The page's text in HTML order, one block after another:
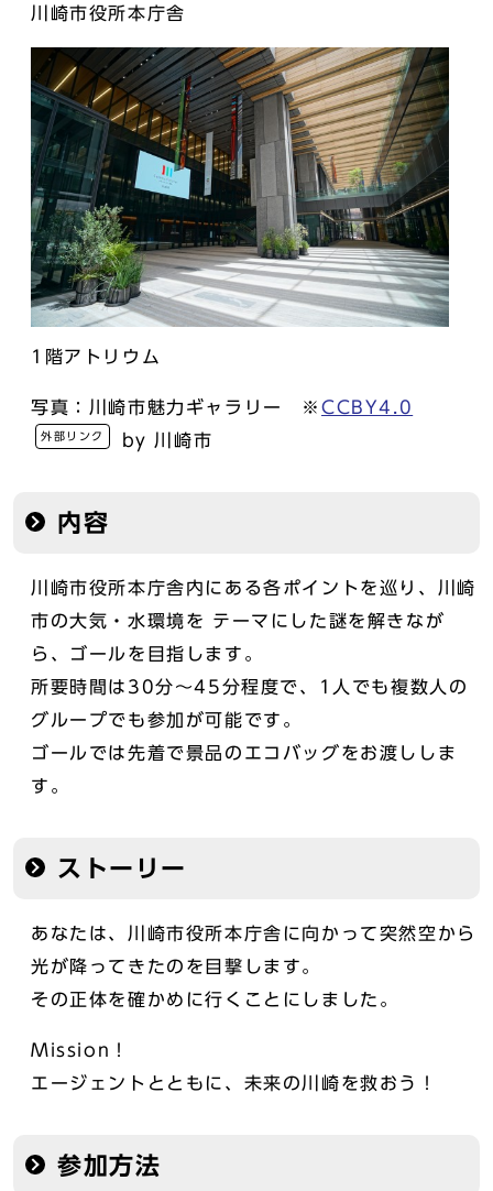
川崎市役所本庁舎
1階アトリウム
写真：川崎市魅力ギャラリー ※ CCBY4.0
外部リンク by 川崎市
内容
川崎市役所本庁舎内にある各ポイントを巡り、川崎
市の大気・水環境を テーマにした謎を解きなが
ら、ゴールを目指します。
所要時間は30分～45分程度で、1人でも複数人の
グループでも参加が可能です。
ゴールでは先着で景品のエコバッグをお渡ししま
す。
ストーリー
あなたは、川崎市役所本庁舎に向かって突然空から
光が降ってきたのを目撃します。
その正体を確かめに行くことにしました。
Mission！
エージェントとともに、未来の川崎を救おう！
参加方法